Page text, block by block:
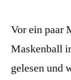
Vor ein paar
Maskenball
gelesen und